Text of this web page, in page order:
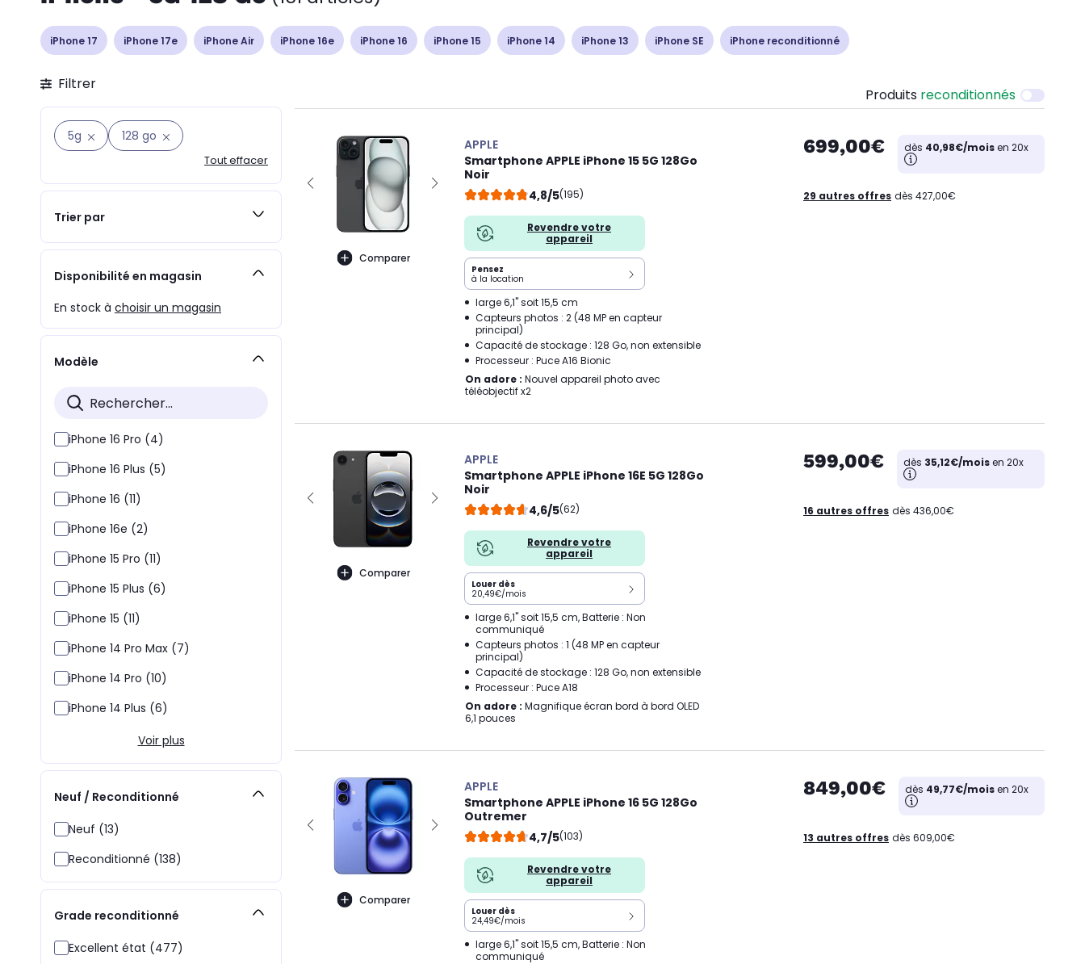
iPhone 17 iPhone 17e iPhone Air iPhone 16e iPhone 16 iPhone 15 iPhone 14 iPhone 13 iPhone SE iPhone reconditionné
Filtrer
5g 128 go
Tout effacer
Trier par
Disponibilité en magasin
En stock à choisir un magasin
Modèle
iPhone 16 Pro (4)
iPhone 16 Plus (5)
iPhone 16 (11)
iPhone 16e (2)
iPhone 15 Pro (11)
iPhone 15 Plus (6)
iPhone 15 (11)
iPhone 14 Pro Max (7)
iPhone 14 Pro (10)
iPhone 14 Plus (6)
Voir plus
Neuf / Reconditionné
Neuf (13)
Reconditionné (138)
Grade reconditionné
Excellent état (477)
Produits reconditionnés
Comparer
APPLE
Smartphone APPLE iPhone 15 5G 128Go
Noir
4,8/5(195)
Revendre votre
appareil
Pensez
à la location
large 6,1" soit 15,5 cm
Capteurs photos : 2 (48 MP en capteur
principal)
Capacité de stockage : 128 Go, non extensible
Processeur : Puce A16 Bionic
On adore : Nouvel appareil photo avec
téléobjectif x2
699,00€ dès 40,98€/moisen 20x
29 autres offres dès 427,00€
Comparer
APPLE
Smartphone APPLE iPhone 16E 5G 128Go
Noir
4,6/5(62)
Revendre votre
appareil
Louer dès
20,49€/mois
large 6,1" soit 15,5 cm, Batterie : Non
communiqué
Capteurs photos : 1 (48 MP en capteur
principal)
Capacité de stockage : 128 Go, non extensible
Processeur : Puce A18
On adore : Magnifique écran bord à bord OLED
6,1 pouces
599,00€ dès 35,12€/moisen 20x
16 autres offres dès 436,00€
Comparer
APPLE
Smartphone APPLE iPhone 16 5G 128Go
Outremer
4,7/5(103)
Revendre votre
appareil
Louer dès
24,49€/mois
large 6,1" soit 15,5 cm, Batterie : Non
communiqué
849,00€ dès 49,77€/moisen 20x
13 autres offres dès 609,00€